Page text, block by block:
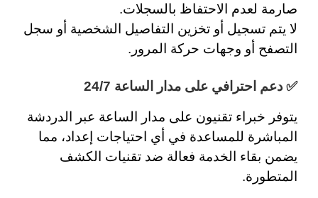
صارمة لعدم الاحتفاظ بالسجلات.
لا يتم تسجيل أو تخزين التفاصيل الشخصية أو سجل
التصفح أو وجهات حركة المرور.
✅ دعم احترافي على مدار الساعة 24/7
يتوفر خبراء تقنيون على مدار الساعة عبر
الدردشة
المباشرة للمساعدة في أي احتياجات إعداد، مما
يضمن بقاء الخدمة فعالة ضد تقنيات الكشف
المتطورة.